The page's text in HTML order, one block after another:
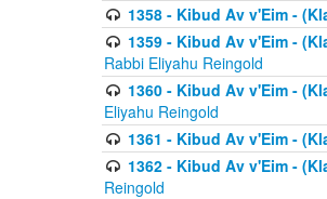
1358 - Kibud Av v'Eim -
1359 - Kibud Av v'Eim -
Rabbi Eliyahu Reingold
1360 - Kibud Av v'Eim -
Eliyahu Reingold
1361 - Kibud Av v'Eim -
1362 - Kibud Av v'Eim -
Reingold